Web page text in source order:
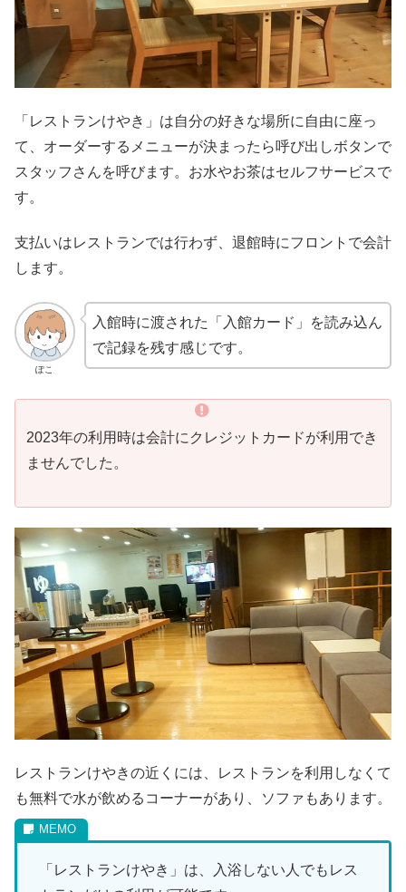
「レストランけやき」は自分の好きな場所に自由に座っ
て、オーダーするメニューが決まったら呼び出しボタンで
スタッフさんを呼びます。お水やお茶はセルフサービスで
す。
支払いはレストランでは行わず、退館時にフロントで会計
します。
ぽこ
入館時に渡された「入館カード」を読み込ん
で記録を残す感じです。
2023年の利用時は会計にクレジットカードが利用でき
ませんでした。
レストランけやきの近くには、レストランを利用しなくて
も無料で水が飲めるコーナーがあり、ソファもあります。
「レストランけやき」は、入浴しない人でもレス